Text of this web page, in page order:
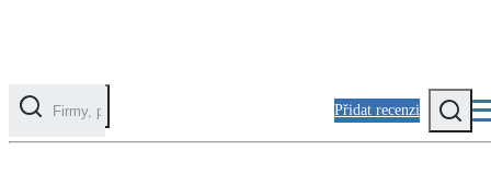
Přidat recenzi
PROFI